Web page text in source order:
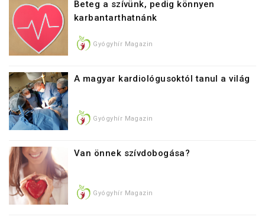
Beteg a szívünk, pedig könnyen
karbantarthatnánk
Gyógyhír Magazin
A magyar kardiológusoktól tanul a világ
Gyógyhír Magazin
Van önnek szívdobogása?
Gyógyhír Magazin